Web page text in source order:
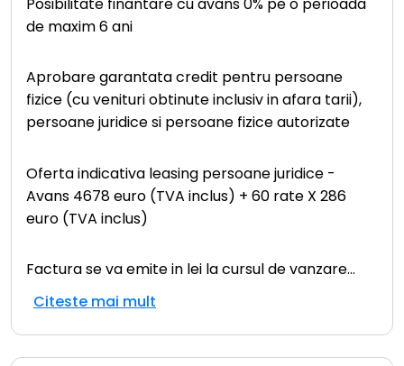
de maxim 6 ani
Aprobare garantata credit pentru persoane
fizice (cu venituri obtinute inclusiv in afara tarii),
persoane juridice si persoane fizice autorizate
Oferta indicativa leasing persoane juridice -
Avans 4678 euro (TVA inclus) + 60 rate X 286
euro (TVA inclus)
Factura se va emite in lei la cursul de vanzare...
Citeste mai mult